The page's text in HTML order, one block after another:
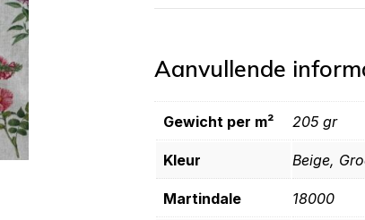
Aanvullende
Gewicht per m² 205 gr
Kleur Beige,
Martindale 18000